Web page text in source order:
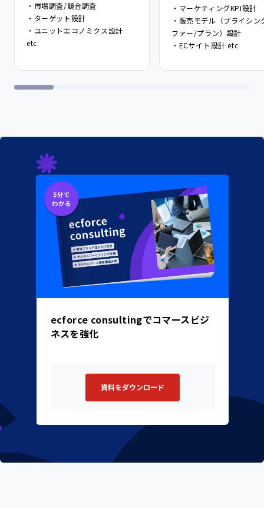
・市場調査/競合調査
・ターゲット設計
・ユニットエコノミクス設計
etc
・マーケティングKPI設計
・販売モデル（プライシン
ファー/プラン）設計
・ECサイト設計 etc
ecforce consultingでコマースビジ
ネスを強化
資料をダウンロード